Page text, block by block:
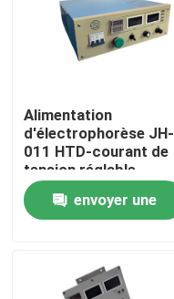
Accueil
Vidéos
Alimentation
d'électrophorèse JH-
011 HTD-courant de
tension réglable
Compact avec
Protection complète
envoyer une